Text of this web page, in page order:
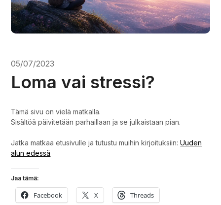
05/07/2023
Loma vai stressi?
Tämä sivu on vielä matkalla.
Sisältöä päivitetään parhaillaan ja se julkaistaan pian.
Jatka matkaa etusivulle ja tutustu muihin kirjoituksiin:Uuden
alun edessä
Jaa tämä:
Facebook X Threads